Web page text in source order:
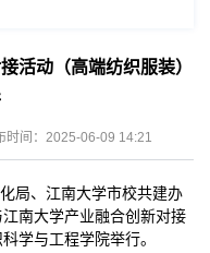
活动（高端纺织服装）
时间：2025-06-09 14:21
局、江南大学市校共建办
南大学产业融合创新对接
学与工程学院举行。